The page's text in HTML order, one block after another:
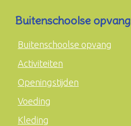
Buitenschoolse opvang
Buitenschoolse opvang
Activiteiten
Openingstijden
Voeding
Kleding